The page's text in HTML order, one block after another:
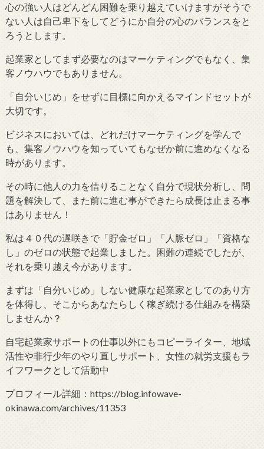
心の強い人はどんどん困難を乗り越えていけますがそうで
ない人は自己卑下をしてどうにか自分の心のバランスをと
ろうとします。
起業家としてまず必要なのはマーケティングでもなく、集
客ノウハウでもありません。
「自分いじめ」をせずに目標に向かえるマインドセットが
大切です。
ビジネスにおいては、どれだけマーケティングを学んで
も、集客ノウハウを知っていてもなぜか前に進めなくなる
時があります。
その時に他人の力を借りることなく自分で現状分析し、問
題を解決して、また前に進む事ができたら成長は止まる事
はありません！
私は４０代の遅咲きで「貯金ゼロ」「人脈ゼロ」「資格な
し」のゼロの状態で起業しました。困難の連続でしたが、
それを乗り越え今があります。
まずは「自分いじめ」しない健康な起業家としてのあり方
を体得し、そこからあなたらしく稼ぎ続ける仕組みを構築
しませんか？
自宅起業家サポートの仕事以外にもコピーライター、地域
活性や非行少年のやり直しサポート、女性の就労支援もラ
イフワークとして活動中
プロフィール詳細：https://blog.infowave-
okinawa.com/archives/11353